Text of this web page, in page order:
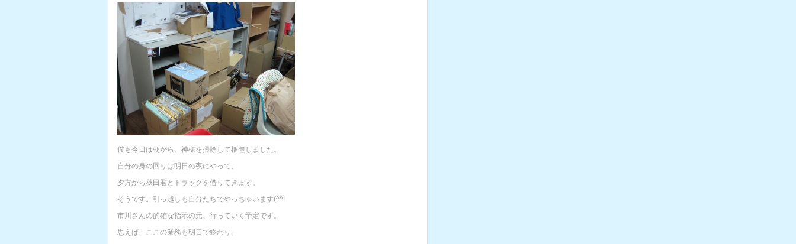
僕も今日は朝から、神様を掃除して梱包しました。
自分の身の回りは明日の夜にやって、
夕方から秋田君とトラックを借りてきます。
そうです。引っ越しも自分たちでやっちゃいます(^^!
市川さんの的確な指示の元、行っていく予定です。
思えば、ここの業務も明日で終わり。